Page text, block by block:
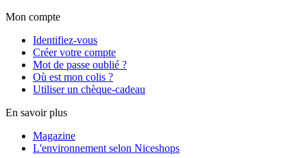
Mon compte
Identifiez-vous
Créer votre compte
Mot de passe oublié ?
Où est mon colis ?
Utiliser un chèque-cadeau
En savoir plus
Magazine
L'environnement selon Niceshops